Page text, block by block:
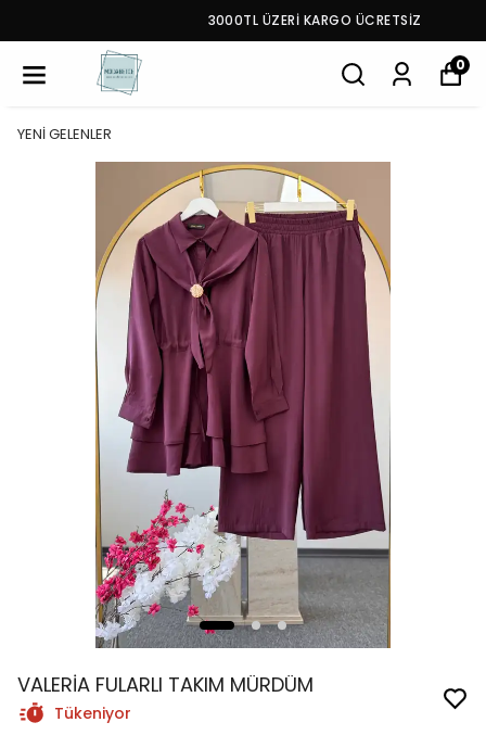
3000TL ÜZERİ KARGO ÜCRETSİZ
0
YENİ GELENLER
VALERİA FULARLI TAKIM MÜRDÜM
Tükeniyor